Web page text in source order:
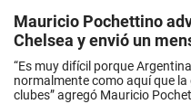
Mauricio Pochettino
Chelsea y envió un
“Es muy difícil porque
normalmente como aquí que
clubes” agregó Mauricio